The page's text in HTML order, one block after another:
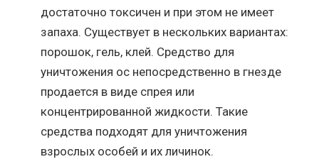
достаточно токсичен и при этом не имеет
запаха. Существует в нескольких вариантах:
порошок, гель, клей. Средство для
уничтожения ос непосредственно в гнезде
продается в виде спрея или
концентрированной жидкости. Такие
средства подходят для уничтожения
взрослых особей и их личинок.